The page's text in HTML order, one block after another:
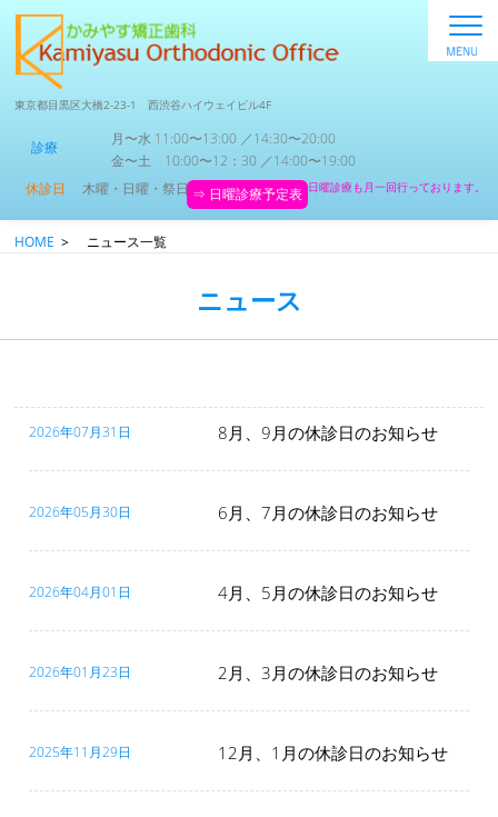
東京都目黒区大橋2-23-1 西渋谷ハイウェイビル4F
診療
月〜水 11:00〜13:00 ／14:30〜20:00
金〜土 10:00〜12：30 ／14:00〜19:00
休診日
木曜・日曜・祭日 ⇒ 日曜診療予定表 日曜診療も月一回行っております。
HOME > ニュース一覧
ニュース
2026年07月31日 8月、9月の休診日のお知らせ
2026年05月30日 6月、7月の休診日のお知らせ
2026年04月01日 4月、5月の休診日のお知らせ
2026年01月23日 2月、3月の休診日のお知らせ
2025年11月29日 12月、1月の休診日のお知らせ